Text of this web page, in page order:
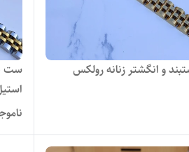
و انگشتر زنانه رولکس
ست